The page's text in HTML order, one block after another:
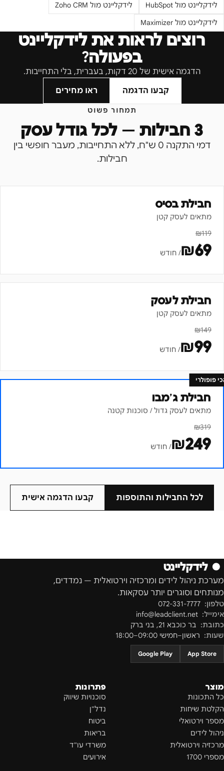
לידקליינט מול HubSpot לידקליינט מול Zoho CRM
לידקליינט מול Maximizer
רוצים לראות את לידקליינט
בפעולה?
הדגמה אישית של 20 דקות, בעברית, בלי התחייבות.
קבעו הדגמה
ראו מחירים
תמחור פשוט
3 חבילות — לכל גודל עסק
דמי התקנה 0 ש"ח, ללא התחייבות, מעבר חופשי בין
חבילות.
חבילת בסיס
מתאים לעסק קטן
₪119
₪69 / חודש
חבילת לעסק
מתאים לעסק קטן
₪149
₪99 / חודש
פופולרי
חבילת ג׳מבו
מתאים לעסק גדול / סוכנות קטנה
₪319
₪249 / חודש
לכל החבילות והתוספות קבעו הדגמה אישית
● לידקליינט
מערכת ניהול לידים ומרכזיה וירטואלית — נמדדים,
מנותחים וסוגרים יותר עסקאות.
טלפון: 072-331-7777
אימייל: info@leadclient.net
כתובת: בר כוכבא 21 , בני ברק
שעות: ראשון–חמישי 09:00–18:00
App Store
Google Play
מוצר
כל התכונות
הקלטת שיחות
מספר וירטואלי
ניהול לידים
מרכזיה וירטואלית
מספרי 1700
פתרונות
סוכנויות שיווק
נדל"ן
ביטוח
בריאות
משרדי עו"ד
אירועים